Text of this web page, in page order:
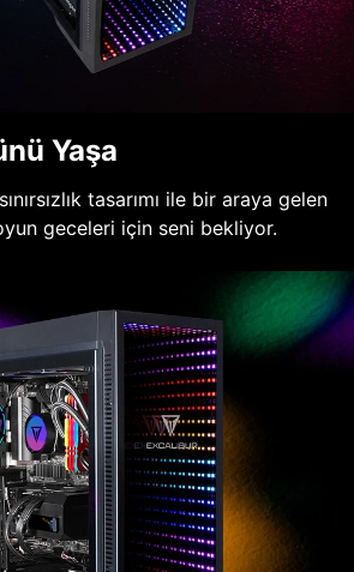
Yaşa
tasarımı ile bir araya gelen
geceleri için seni bekliyor.